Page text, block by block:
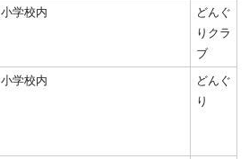
小学校内
どんぐ
りクラ
ブ
小学校内
どんぐ
り